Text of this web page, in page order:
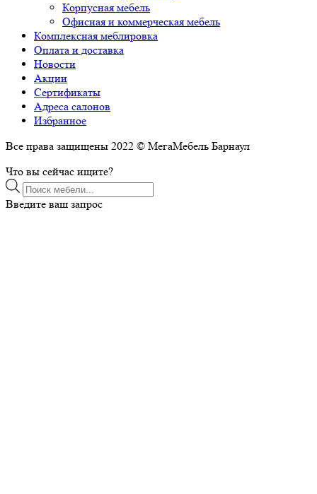
Корпусная мебель
Офисная и коммерческая мебель
Комплексная меблировка
Оплата и доставка
Новости
Акции
Сертификаты
Адреса салонов
Избранное
Все права защищены 2022 © МегаМебель Барнаул
Что вы сейчас ищите?
Поиск
товаров
Введите ваш запрос